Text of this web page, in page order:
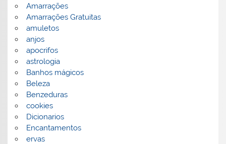
Amarrações
Amarrações Gratuitas
amuletos
anjos
apocrifos
astrologia
Banhos mágicos
Beleza
Benzeduras
cookies
Dicionarios
Encantamentos
ervas